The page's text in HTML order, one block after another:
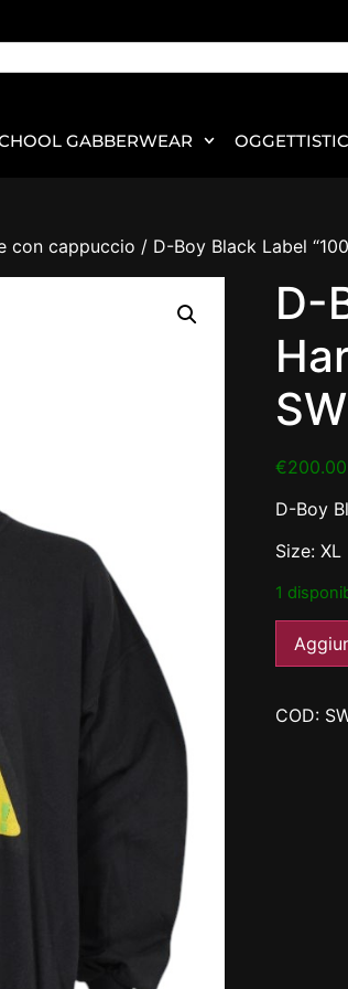
GABBERWEAR
con cappuccio / D-Boy Black Label
D-
€200.00
D-Boy
Size: XL
1
COD: